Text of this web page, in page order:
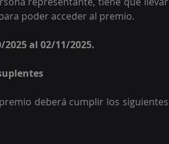
poder acceder al premio.
al 02/11/2025.
deberá cumplir los siguientes